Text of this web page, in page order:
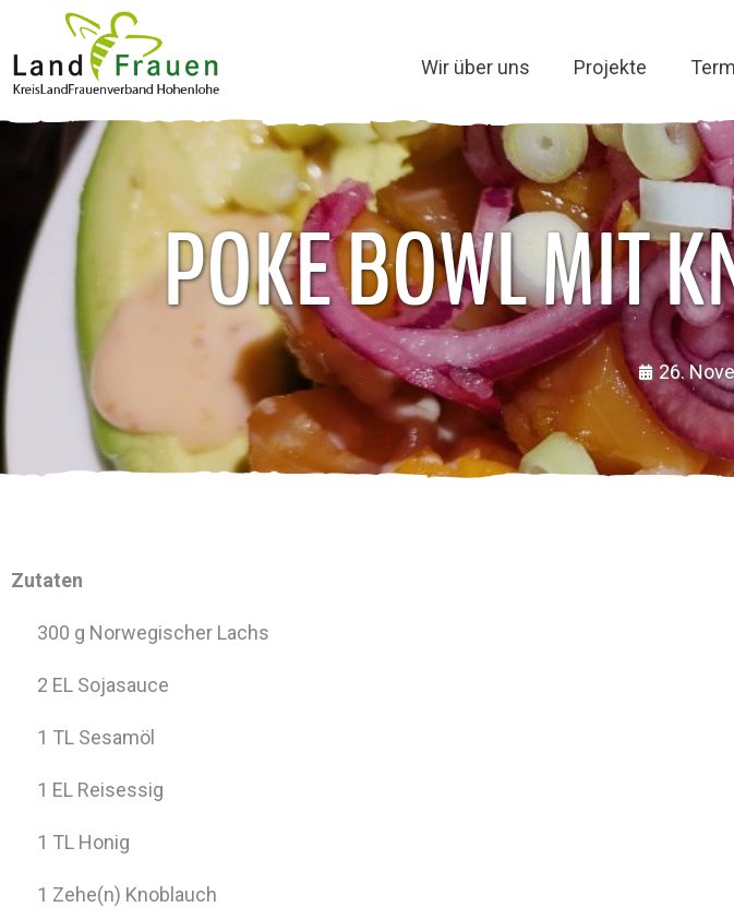
Wir über uns Projekte
POKE BOWL MIT
26.
Zutaten
300 g Norwegischer Lachs
2 EL Sojasauce
1 TL Sesamöl
1 EL Reisessig
1 TL Honig
1 Zehe(n) Knoblauch